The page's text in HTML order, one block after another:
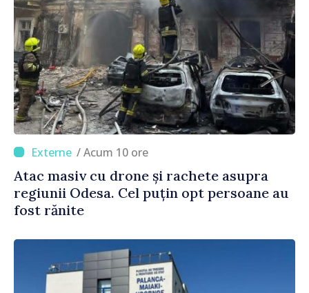
/ Acum 10 ore
Atac masiv cu drone și rachete asupra
regiunii Odesa. Cel puțin opt persoane au
fost rănite